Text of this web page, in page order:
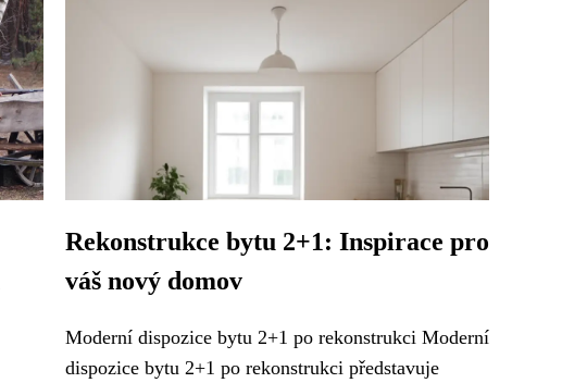
Rekonstrukce bytu 2+1: Inspirace pro
váš nový domov
Moderní dispozice bytu 2+1 po rekonstrukci Moderní
dispozice bytu 2+1 po rekonstrukci představuje